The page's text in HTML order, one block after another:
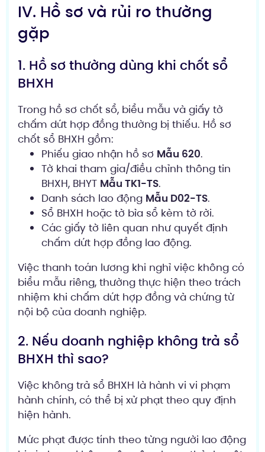
IV. Hồ sơ và rủi ro thường
gặp
1. Hồ sơ thường dùng khi chốt sổ
BHXH
Trong hồ sơ chốt sổ, biểu mẫu và giấy tờ
chấm dứt hợp đồng thường bị thiếu. Hồ sơ
chốt sổ BHXH gồm:
Phiếu giao nhận hồ sơ Mẫu 620.
Tờ khai tham gia/điều chỉnh thông tin
BHXH, BHYT Mẫu TK1-TS.
Danh sách lao động Mẫu D02-TS.
Sổ BHXH hoặc tờ bìa sổ kèm tờ rời.
Các giấy tờ liên quan như quyết định
chấm dứt hợp đồng lao động.
Việc thanh toán lương khi nghỉ việc không có
biểu mẫu riêng, thường thực hiện theo trách
nhiệm khi chấm dứt hợp đồng và chứng từ
nội bộ của doanh nghiệp.
2. Nếu doanh nghiệp không trả sổ
BHXH thì sao?
Việc không trả sổ BHXH là hành vi vi phạm
hành chính, có thể bị xử phạt theo quy định
hiện hành.
Mức phạt được tính theo từng người lao động